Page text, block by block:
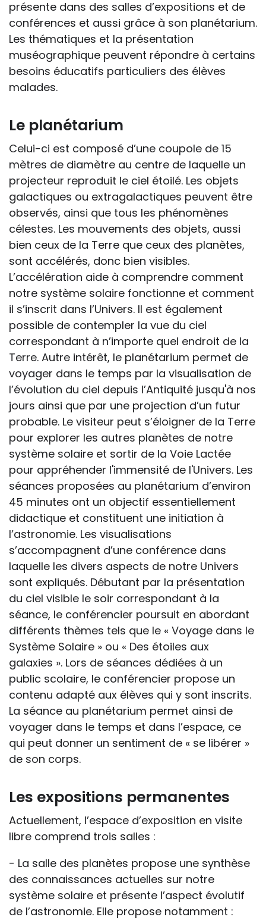
présente dans des salles d’expositions et de
conférences et aussi grâce à son planétarium.
Les thématiques et la présentation
muséographique peuvent répondre à certains
besoins éducatifs particuliers des élèves
malades.
Le planétarium
Celui-ci est composé d’une coupole de 15
mètres de diamètre au centre de laquelle un
projecteur reproduit le ciel étoilé. Les objets
galactiques ou extragalactiques peuvent être
observés, ainsi que tous les phénomènes
célestes. Les mouvements des objets, aussi
bien ceux de la Terre que ceux des planètes,
sont accélérés, donc bien visibles.
L’accélération aide à comprendre comment
notre système solaire fonctionne et comment
il s’inscrit dans l’Univers. Il est également
possible de contempler la vue du ciel
correspondant à n’importe quel endroit de la
Terre. Autre intérêt, le planétarium permet de
voyager dans le temps par la visualisation de
l’évolution du ciel depuis l’Antiquité jusqu'à nos
jours ainsi que par une projection d’un futur
probable. Le visiteur peut s’éloigner de la Terre
pour explorer les autres planètes de notre
système solaire et sortir de la Voie Lactée
pour appréhender l'immensité de l'Univers. Les
séances proposées au planétarium d’environ
45 minutes ont un objectif essentiellement
didactique et constituent une initiation à
l’astronomie. Les visualisations
s’accompagnent d’une conférence dans
laquelle les divers aspects de notre Univers
sont expliqués. Débutant par la présentation
du ciel visible le soir correspondant à la
séance, le conférencier poursuit en abordant
différents thèmes tels que le « Voyage dans le
Système Solaire » ou « Des étoiles aux
galaxies ». Lors de séances dédiées à un
public scolaire, le conférencier propose un
contenu adapté aux élèves qui y sont inscrits.
La séance au planétarium permet ainsi de
voyager dans le temps et dans l’espace, ce
qui peut donner un sentiment de « se libérer »
de son corps.
Les expositions permanentes
Actuellement, l’espace d’exposition en visite
libre comprend trois salles :
- La salle des planètes propose une synthèse
des connaissances actuelles sur notre
système solaire et présente l’aspect évolutif
de l’astronomie. Elle propose notamment :